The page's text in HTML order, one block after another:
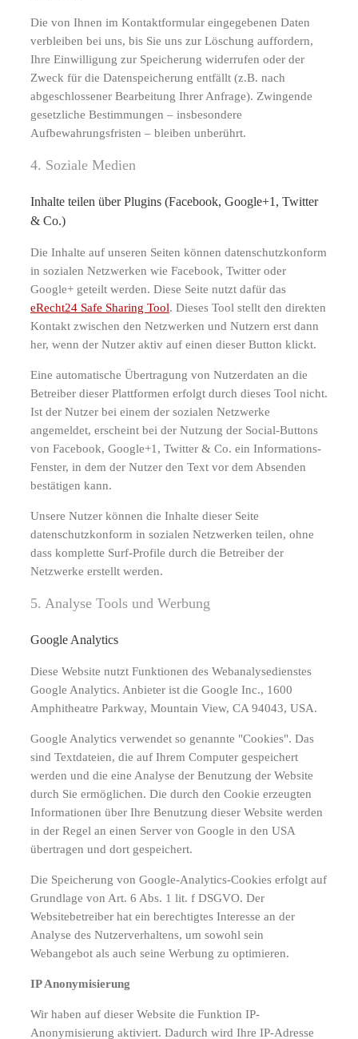
Die von Ihnen im Kontaktformular eingegebenen Daten
verbleiben bei uns, bis Sie uns zur Löschung auffordern,
Ihre Einwilligung zur Speicherung widerrufen oder der
Zweck für die Datenspeicherung entfällt (z.B. nach
abgeschlossener Bearbeitung Ihrer Anfrage). Zwingende
gesetzliche Bestimmungen – insbesondere
Aufbewahrungsfristen – bleiben unberührt.
4. Soziale Medien
Inhalte teilen über Plugins (Facebook, Google+1, Twitter
& Co.)
Die Inhalte auf unseren Seiten können datenschutzkonform
in sozialen Netzwerken wie Facebook, Twitter oder
Google+ geteilt werden. Diese Seite nutzt dafür das
eRecht24 Safe Sharing Tool. Dieses Tool stellt den direkten
Kontakt zwischen den Netzwerken und Nutzern erst dann
her, wenn der Nutzer aktiv auf einen dieser Button klickt.
Eine automatische Übertragung von Nutzerdaten an die
Betreiber dieser Plattformen erfolgt durch dieses Tool nicht.
Ist der Nutzer bei einem der sozialen Netzwerke
angemeldet, erscheint bei der Nutzung der Social-Buttons
von Facebook, Google+1, Twitter & Co. ein Informations-
Fenster, in dem der Nutzer den Text vor dem Absenden
bestätigen kann.
Unsere Nutzer können die Inhalte dieser Seite
datenschutzkonform in sozialen Netzwerken teilen, ohne
dass komplette Surf-Profile durch die Betreiber der
Netzwerke erstellt werden.
5. Analyse Tools und Werbung
Google Analytics
Diese Website nutzt Funktionen des Webanalysedienstes
Google Analytics. Anbieter ist die Google Inc., 1600
Amphitheatre Parkway, Mountain View, CA 94043, USA.
Google Analytics verwendet so genannte "Cookies". Das
sind Textdateien, die auf Ihrem Computer gespeichert
werden und die eine Analyse der Benutzung der Website
durch Sie ermöglichen. Die durch den Cookie erzeugten
Informationen über Ihre Benutzung dieser Website werden
in der Regel an einen Server von Google in den USA
übertragen und dort gespeichert.
Die Speicherung von Google-Analytics-Cookies erfolgt auf
Grundlage von Art. 6 Abs. 1 lit. f DSGVO. Der
Websitebetreiber hat ein berechtigtes Interesse an der
Analyse des Nutzerverhaltens, um sowohl sein
Webangebot als auch seine Werbung zu optimieren.
IP Anonymisierung
Wir haben auf dieser Website die Funktion IP-
Anonymisierung aktiviert. Dadurch wird Ihre IP-Adresse